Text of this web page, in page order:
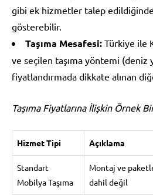
gibi ek hizmetler talep
gösterebilir.
Taşıma Mesafesi: Türkiye ile
ve seçilen taşıma yöntemi (deniz
fiyatlandırmada dikkate alınan
Taşıma Fiyatlarına İlişkin Örnek
Hizmet Tipi Açıklama
Standart
Mobilya Taşıma
Montaj ve
dahil değil